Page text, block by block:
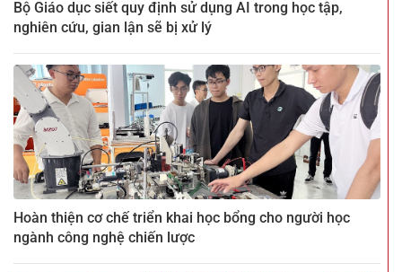
Bộ Giáo dục siết quy định sử dụng AI trong học tập,
nghiên cứu, gian lận sẽ bị xử lý
Hoàn thiện cơ chế triển khai học bổng cho người học
ngành công nghệ chiến lược